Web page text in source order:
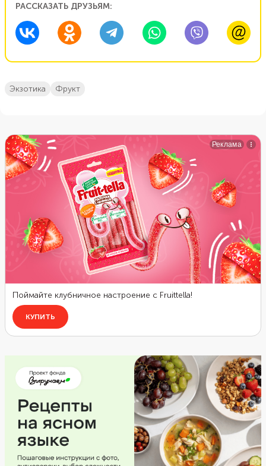
РАССКАЗАТЬ ДРУЗЬЯМ:
экзотика фрукт